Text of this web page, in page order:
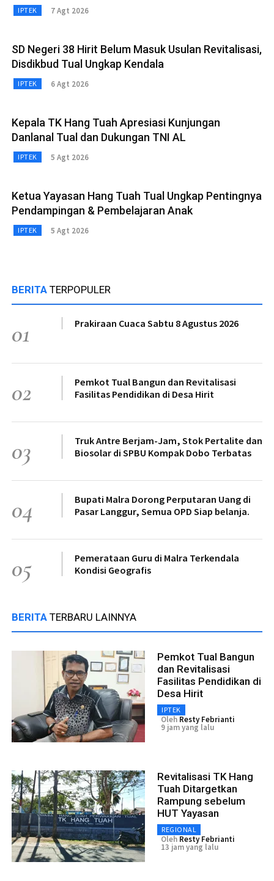
IPTEK 7 Agt 2026
SD Negeri 38 Hirit Belum Masuk Usulan Revitalisasi,
Disdikbud Tual Ungkap Kendala
IPTEK 6 Agt 2026
Kepala TK Hang Tuah Apresiasi Kunjungan
Danlanal Tual dan Dukungan TNI AL
IPTEK 5 Agt 2026
Ketua Yayasan Hang Tuah Tual Ungkap Pentingnya
Pendampingan & Pembelajaran Anak
IPTEK 5 Agt 2026
BERITA TERPOPULER
01 Prakiraan Cuaca Sabtu 8 Agustus 2026
02
Pemkot Tual Bangun dan Revitalisasi
Fasilitas Pendidikan di Desa Hirit
03
Truk Antre Berjam-Jam, Stok Pertalite dan
Biosolar di SPBU Kompak Dobo Terbatas
04
Bupati Malra Dorong Perputaran Uang di
Pasar Langgur, Semua OPD Siap belanja.
05
Pemerataan Guru di Malra Terkendala
Kondisi Geografis
BERITA TERBARU LAINNYA
Pemkot Tual Bangun
dan Revitalisasi
Fasilitas Pendidikan di
Desa Hirit
IPTEK
Oleh Resty Febrianti
9 jam yang lalu
Revitalisasi TK Hang
Tuah Ditargetkan
Rampung sebelum
HUT Yayasan
REGIONAL
Oleh Resty Febrianti
13 jam yang lalu